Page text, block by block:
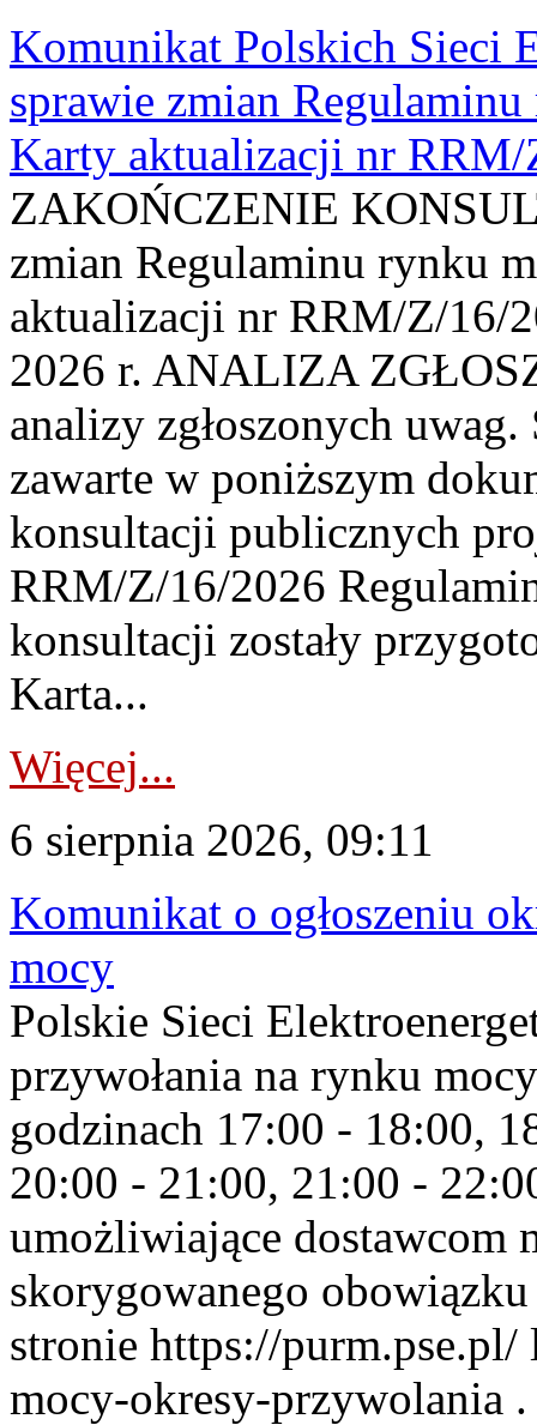
Komunikat Polskich Sieci
sprawie zmian
Karty aktualizacji nr
ZAKOŃCZENIE
zmian Regulaminu rynku
aktualizacji nr RRM/Z/16/
2026 r. ANALIZA
analizy zgłoszonych
zawarte w poniższym
konsultacji publicznych
RRM/Z/16/2026
konsultacji zostały
Karta...
Więcej...
6 sierpnia 2026, 09:11
Komunikat o ogłoszeniu
mocy
Polskie Sieci
przywołania na rynku
godzinach 17:00 - 18:00,
20:00 - 21:00, 21:00 -
umożliwiające dostawcom
skorygowanego
stronie https://
mocy-okresy-przywolania